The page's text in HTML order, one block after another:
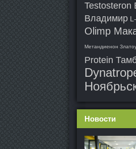
Testosteron
Владимир
Olimp
Метандиенон
Protein
Новости